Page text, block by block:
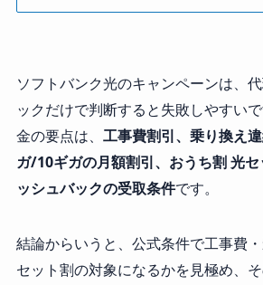
ソフトバンク光のキャンペーンは、
ックだけで判断すると失敗しやすい
金の要点は、 工事費割引、乗り換え
ガ/10ギガの月額割引、おうち割 光
ッシュバックの受取条件です。
結論からいうと、公式条件で工事費
セット割の対象になるかを見極め、